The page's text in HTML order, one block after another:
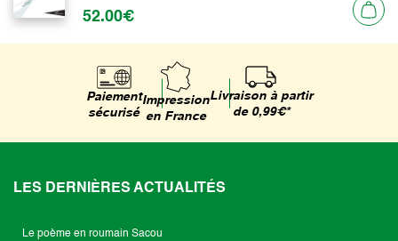
52.00€
Paiement
sécurisé
Impression
en France
Livraison à partir
de 0,99€*
LES DERNIÈRES ACTUALITÉS
Le poème en roumain Sacou